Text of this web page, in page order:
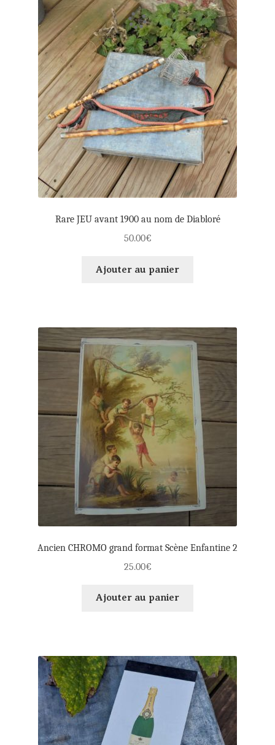
Rare JEU avant 1900 au nom de Diabloré
50.00€
Ajouter au panier
Ancien CHROMO grand format Scène Enfantine 2
25.00€
Ajouter au panier